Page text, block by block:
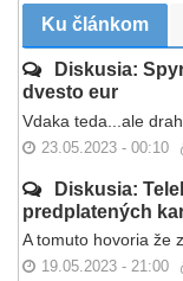
Ku článkom
Diskusia:
dvesto eur
Vdaka teda...ale
23.05.2023 - 00:10
Diskusia:
predplatených
A tomuto hovoria že
19.05.2023 - 21:00